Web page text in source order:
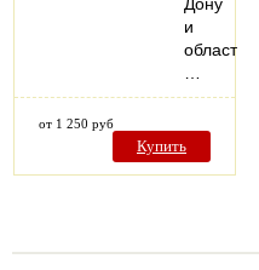
и
области.
от 1 250 руб
Купить